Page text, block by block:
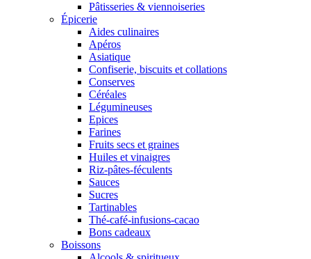
Pâtisseries & viennoiseries
Épicerie
Aides culinaires
Apéros
Asiatique
Confiserie, biscuits et collations
Conserves
Céréales
Légumineuses
Epices
Farines
Fruits secs et graines
Huiles et vinaigres
Riz-pâtes-féculents
Sauces
Sucres
Tartinables
Thé-café-infusions-cacao
Bons cadeaux
Boissons